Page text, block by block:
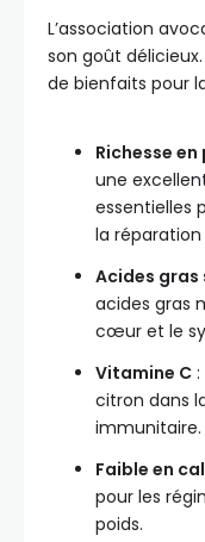
L’association
son goût
de bienfaits pour
Richesse
une
essentielles
la réparation
Acides gras
acides gras
cœur et le
Vitamine C
citron dans
immunitaire.
Faible en
pour les
poids.